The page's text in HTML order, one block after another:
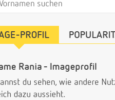
PROFIL
Rania - Imageprofil
du sehen, wie andere
dazu aussieht.